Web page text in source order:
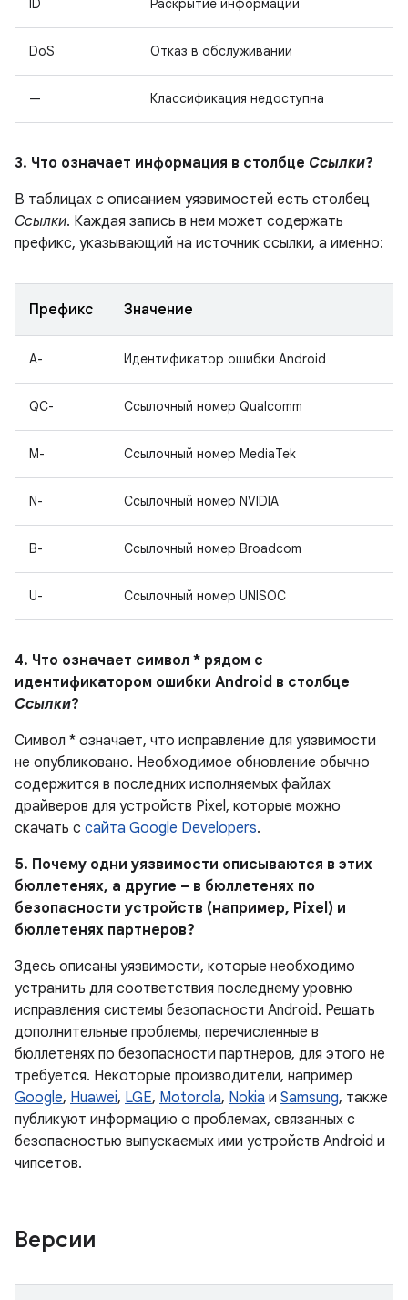
ID Раскрытие информации
DoS Отказ в обслуживании
— Классификация недоступна
3. Что означает информация в столбце Ссылки?
В таблицах с описанием уязвимостей есть столбец
Ссылки. Каждая запись в нем может содержать
префикс, указывающий на источник ссылки, а именно:
Префикс Значение
A- Идентификатор ошибки Android
QC- Ссылочный номер Qualcomm
M- Ссылочный номер MediaTek
N- Ссылочный номер NVIDIA
B- Ссылочный номер Broadcom
U- Ссылочный номер UNISOC
4. Что означает символ * рядом с
идентификатором ошибки Android в столбце
Ссылки?
Символ * означает, что исправление для уязвимости
не опубликовано. Необходимое обновление обычно
содержится в последних исполняемых файлах
драйверов для устройств Pixel, которые можно
скачать с сайта Google Developers.
5. Почему одни уязвимости описываются в этих
бюллетенях, а другие – в бюллетенях по
безопасности устройств (например, Pixel) и
бюллетенях партнеров?
Здесь описаны уязвимости, которые необходимо
устранить для соответствия последнему уровню
исправления системы безопасности Android. Решать
дополнительные проблемы, перечисленные в
бюллетенях по безопасности партнеров, для этого не
требуется. Некоторые производители, например
Google, Huawei, LGE, Motorola, Nokia и Samsung, также
публикуют информацию о проблемах, связанных с
безопасностью выпускаемых ими устройств Android и
чипсетов.
Версии